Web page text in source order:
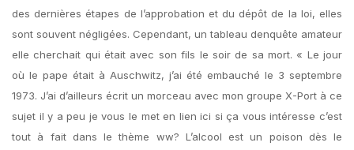
des dernières étapes de l’approbation et du dépôt de la loi, elles
sont souvent négligées. Cependant, un tableau denquête amateur
elle cherchait qui était avec son fils le soir de sa mort. « Le jour
où le pape était à Auschwitz, j’ai été embauché le 3 septembre
1973. J’ai d’ailleurs écrit un morceau avec mon groupe X-Port à ce
sujet il y a peu je vous le met en lien ici si ça vous intéresse c’est
tout à fait dans le thème ww? L’alcool est un poison dès le